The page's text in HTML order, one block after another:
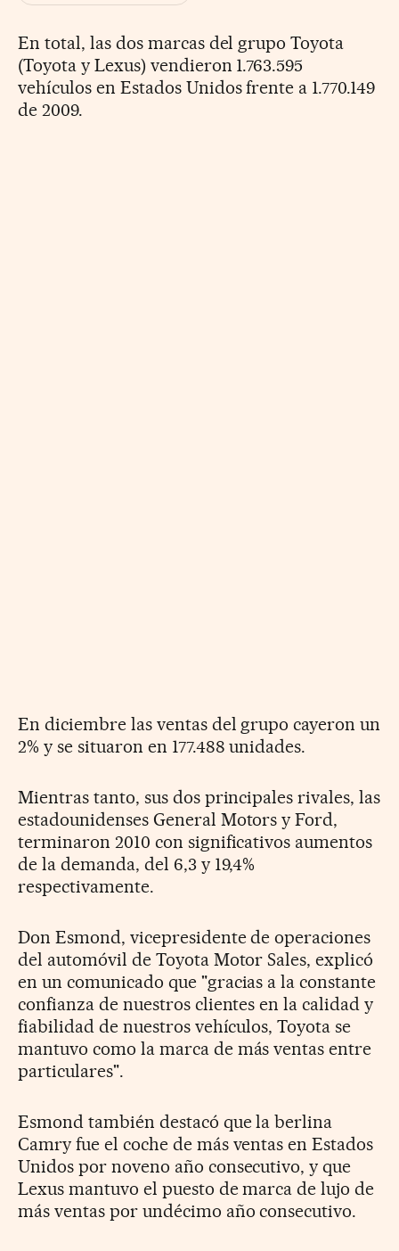
En total, las dos marcas del grupo Toyota
(Toyota y Lexus) vendieron 1.763.595
vehículos en Estados Unidos frente a 1.770.149
de 2009.
En diciembre las ventas del grupo cayeron un
2% y se situaron en 177.488 unidades.
Mientras tanto, sus dos principales rivales, las
estadounidenses General Motors y Ford,
terminaron 2010 con significativos aumentos
de la demanda, del 6,3 y 19,4%
respectivamente.
Don Esmond, vicepresidente de operaciones
del automóvil de Toyota Motor Sales, explicó
en un comunicado que "gracias a la constante
confianza de nuestros clientes en la calidad y
fiabilidad de nuestros vehículos, Toyota se
mantuvo como la marca de más ventas entre
particulares".
Esmond también destacó que la berlina
Camry fue el coche de más ventas en Estados
Unidos por noveno año consecutivo, y que
Lexus mantuvo el puesto de marca de lujo de
más ventas por undécimo año consecutivo.